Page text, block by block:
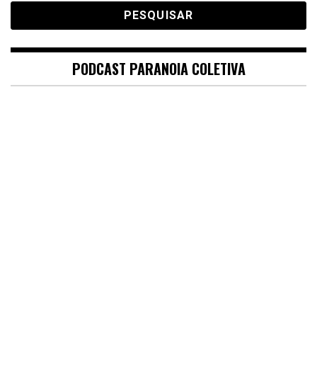
PODCAST PARANOIA COLETIVA